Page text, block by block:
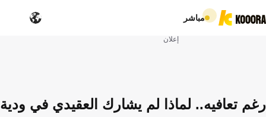
مباشر
إعلان
رغم تعافيه.. لماذا لم يشارك العقيدي في ودية